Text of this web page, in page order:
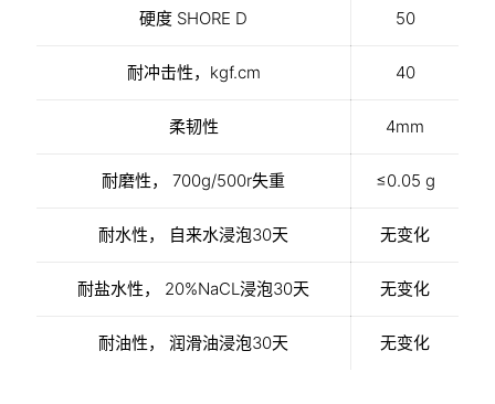
硬度 SHORE D 50
耐冲击性，kgf.cm 40
柔韧性 4mm
耐磨性， 700g/500r失重 ≤0.05 g
耐水性， 自来水浸泡30天 无变化
耐盐水性， 20%NaCL浸泡30天 无变化
耐油性， 润滑油浸泡30天 无变化